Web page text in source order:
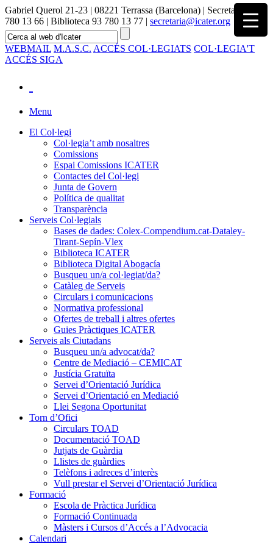
Gabriel Querol 21-23 | 08221 Terrassa (Barcelona) | Secretaria 93
780 13 66 | Biblioteca 93 780 13 77 | secretaria@icater.org
WEBMAIL M.A.S.C. ACCÉS COL·LEGIATS COL·LEGIA'T
ACCÉS SIGA
Menu
El Col·legi
Col·legia’t amb nosaltres
Comissions
Espai Comissions ICATER
Contactes del Col·legi
Junta de Govern
Política de qualitat
Transparència
Serveis Col·legials
Bases de dades: Colex-Compendium.cat-Dataley-
Tirant-Sepín-Vlex
Biblioteca ICATER
Biblioteca Digital Abogacía
Busqueu un/a col·legiat/da?
Catàleg de Serveis
Circulars i comunicacions
Normativa professional
Ofertes de treball i altres ofertes
Guies Pràctiques ICATER
Serveis als Ciutadans
Busqueu un/a advocat/da?
Centre de Mediació – CEMICAT
Justícia Gratuïta
Servei d’Orientació Jurídica
Servei d’Orientació en Mediació
Llei Segona Oportunitat
Torn d’Ofici
Circulars TOAD
Documentació TOAD
Jutjats de Guàrdia
Llistes de guàrdies
Telèfons i adreces d’interès
Vull prestar el Servei d’Orientació Jurídica
Formació
Escola de Pràctica Jurídica
Formació Continuada
Màsters i Cursos d’Accés a l’Advocacia
Calendari